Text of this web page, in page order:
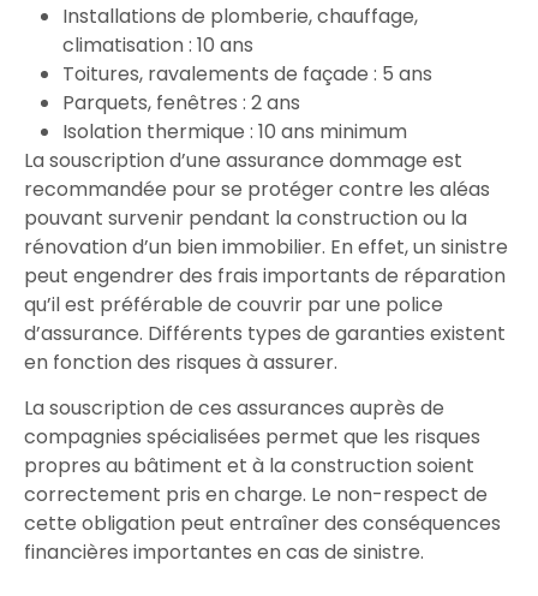
Installations de plomberie,chauffage,
climatisation: 10 ans
Toitures, ravalements de façade : 5 ans
Parquets, fenêtres : 2 ans
Isolation thermique : 10 ans minimum
Lasouscriptiond’une assurance dommage est
recommandée pourse protégercontre les aléas
pouvant survenir pendant laconstructionou la
rénovationd’un bien immobilier. En effet, unsinistre
peut engendrer des frais importants de réparation
qu’il est préférable de couvrir par une police
d’assurance. Différents types de garanties existent
en fonction des risques àassurer.
La souscriptionde ces assurances auprès de
compagnies spécialisées permet que les risques
propres au bâtiment et à la constructionsoient
correctement pris en charge. Le non-respect de
cette obligation peut entraîner des conséquences
financières importantes en cas de sinistre.